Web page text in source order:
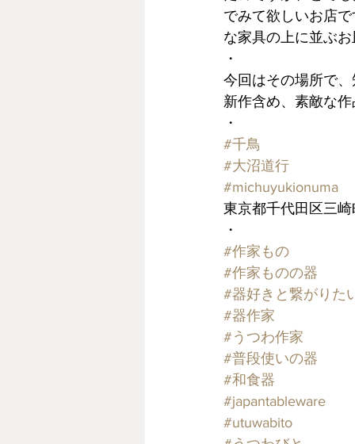
でみて欲しいお店
な家具の上に並ぶ
・
今回はその場所で
新作含め、素敵な
・
#千鳥
#大沼道行
#michuyukionuma
東京都千代田区三
・
#作家もの
#作家ものの器
#器好きと繋がりた
#器作家
#うつわ作家
#普段使いの器
#和食器
#japantableware
#utuwabito